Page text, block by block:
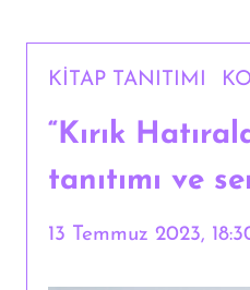
KITAP TANITIMI
“Kırık
tanıtımı ve
13 Temmuz 2023,